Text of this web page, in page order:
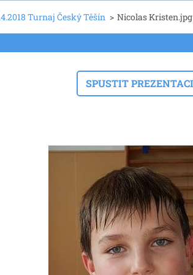
Turnaj Český Těšín > Nicolas Kristen.jpg
SPUSTIT